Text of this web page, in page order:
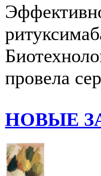
провела
НОВЫЕ